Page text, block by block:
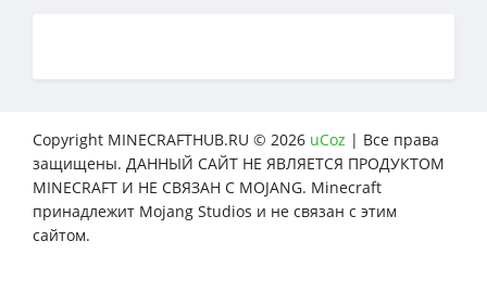
Copyright MINECRAFTHUB.RU © 2026 uCoz | Все права
защищены. ДАННЫЙ САЙТ НЕ ЯВЛЯЕТСЯ ПРОДУКТОМ
MINECRAFT И НЕ СВЯЗАН С MOJANG. Minecraft
принадлежит Mojang Studios и не связан с этим
сайтом.